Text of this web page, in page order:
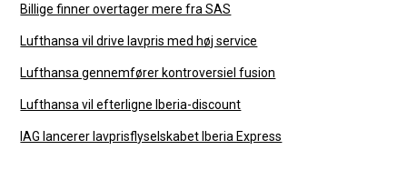
Billige finner overtager mere fra SAS
Lufthansa vil drive lavpris med høj service
Lufthansa gennemfører kontroversiel fusion
Lufthansa vil efterligne Iberia-discount
IAG lancerer lavprisflyselskabet Iberia Express